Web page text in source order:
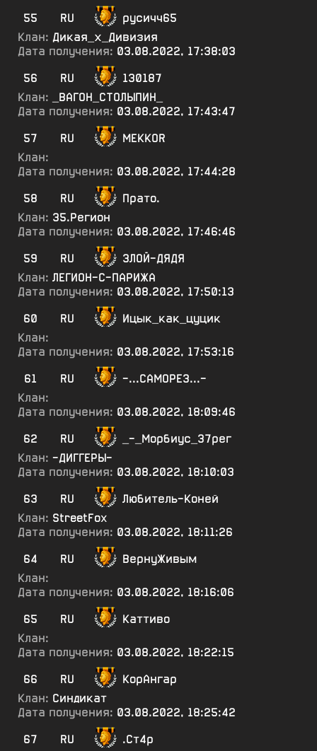
55
RU
русичч65
Клан: Дикая_х_Дивизия
Дата получения: 03.08.2022, 17:38:03
56
RU
130187
Клан:
_ВАГОН_СТОЛЫПИН_
Дата получения: 03.08.2022, 17:43:47
57
RU
MEKKOR
Клан:
Дата получения: 03.08.2022, 17:44:28
58
RU
Прато.
Клан: 35.Регион
Дата получения: 03.08.2022, 17:46:46
59
RU
ЗЛОЙ-ДЯДЯ
Клан: ЛЕГИОН-С-ПАРИЖА
Дата получения: 03.08.2022, 17:50:13
60
RU
Ицык_как_цуцик
Клан:
Дата получения: 03.08.2022, 17:53:16
61
RU
-...САМОРЕЗ...-
Клан:
Дата получения: 03.08.2022, 18:09:46
62
RU
_-_Морбиус_37рег
Клан: -ДИГГЕРЫ-
Дата получения: 03.08.2022, 18:10:03
63
RU
Любитель-Коней
Клан: StreetFox
Дата получения: 03.08.2022, 18:11:26
64
RU
ВернуЖивым
Клан:
Дата получения: 03.08.2022, 18:16:06
65
RU
Каттиво
Клан:
Дата получения: 03.08.2022, 18:22:15
66
RU
КорАнгар
Клан: Синдикат
Дата получения: 03.08.2022, 18:25:42
67
RU .Ст4р